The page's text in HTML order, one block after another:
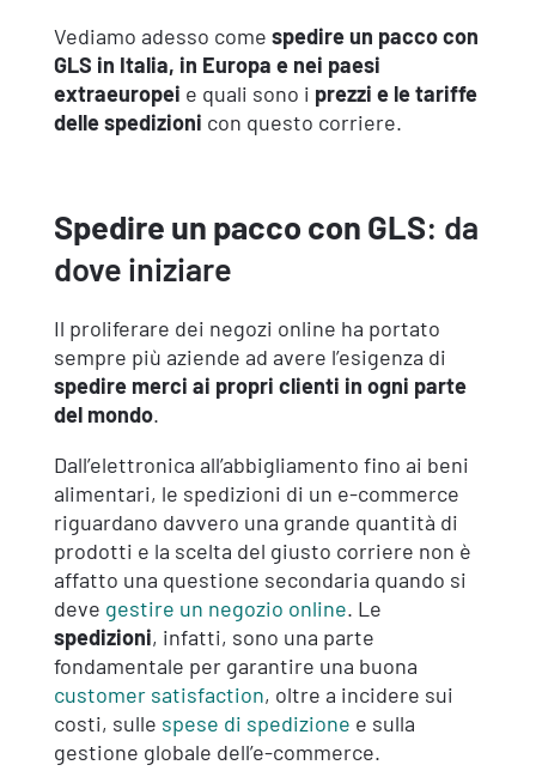
Vediamo adesso come spedire un pacco con
GLS in Italia, in Europa e nei paesi
extraeuropei e quali sono i prezzi e le tariffe
delle spedizioni con questo corriere.
Spedire un pacco con GLS: da
dove iniziare
Il proliferare dei negozi online ha portato
sempre più aziende ad avere l’esigenza di
spedire merci ai propri clienti in ogni parte
del mondo.
Dall’elettronica all’abbigliamento fino ai beni
alimentari, le spedizioni di un e-commerce
riguardano davvero una grande quantità di
prodotti e la scelta del giusto corriere non è
affatto una questione secondaria quando si
deve gestire un negozio online. Le
spedizioni, infatti, sono una parte
fondamentale per garantire una buona
customer satisfaction, oltre a incidere sui
costi, sulle spese di spedizione e sulla
gestione globale dell’e-commerce.